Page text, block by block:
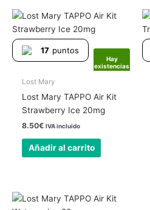
Hay
existencias
17 puntos
Lost Mary
Lost Mary TAPPO Air Kit
Strawberry Ice 20mg
8.50€ IVA incluido
Añadir al carrito